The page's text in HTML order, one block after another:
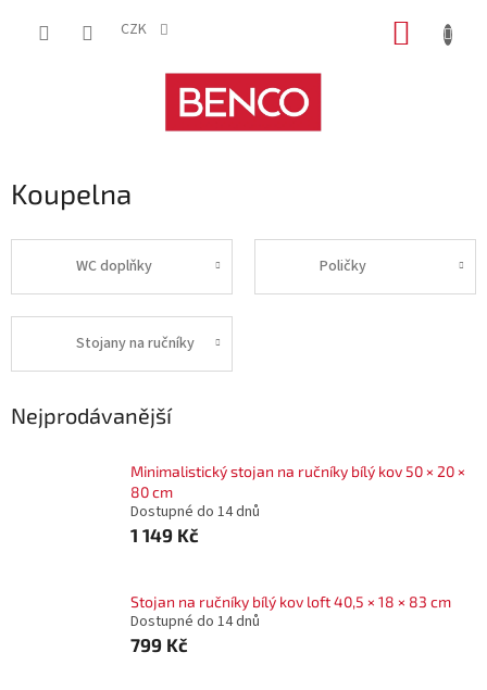
CZK
Koupelna
WC doplňky Poličky
Stojany na ručníky
Nejprodávanější
Minimalistický stojan na ručníky bílý kov 50 × 20 ×
80 cm
Dostupné do 14 dnů
1 149 Kč
Stojan na ručníky bílý kov loft 40,5 × 18 × 83 cm
Dostupné do 14 dnů
799 Kč